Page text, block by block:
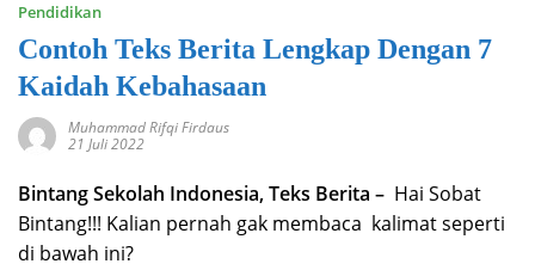
Pendidikan
Contoh Teks Berita Lengkap Dengan 7
Kaidah Kebahasaan
Muhammad Rifqi Firdaus
21 Juli 2022
Bintang Sekolah Indonesia, Teks Berita – Hai Sobat
Bintang!!! Kalian pernah gak membaca kalimat seperti
di bawah ini?